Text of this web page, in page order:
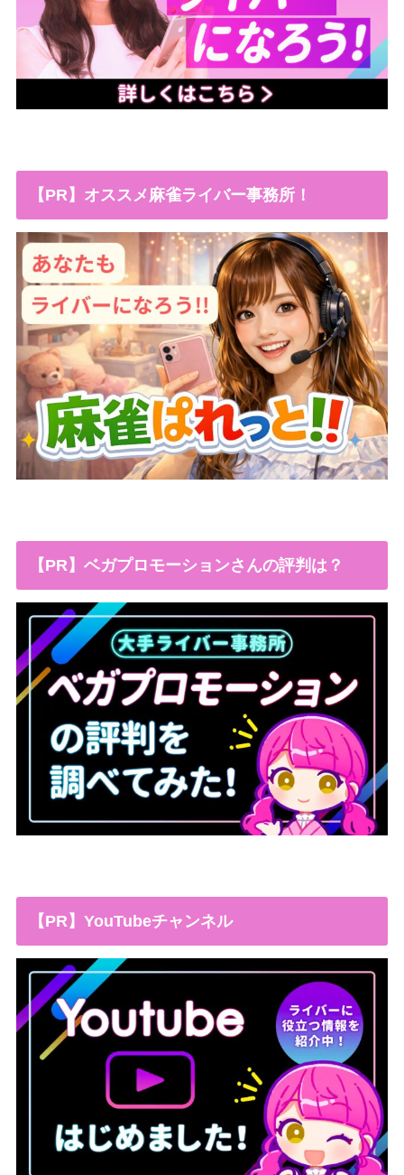
【PR】オススメ麻雀ライバー事務所！
【PR】ベガプロモーションさんの評判は？
【PR】YouTubeチャンネル